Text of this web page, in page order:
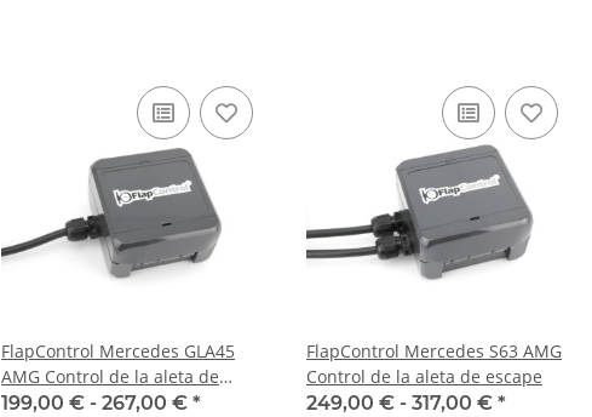
FlapControl Mercedes GLA45
AMG Control de la aleta de
escape
199,00 € - 267,00 € *
FlapControl Mercedes S63 AMG
Control de la aleta de escape
249,00 € - 317,00 € *